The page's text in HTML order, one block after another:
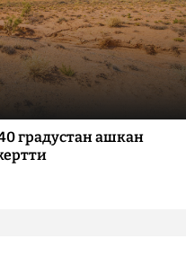
градустан ашкан